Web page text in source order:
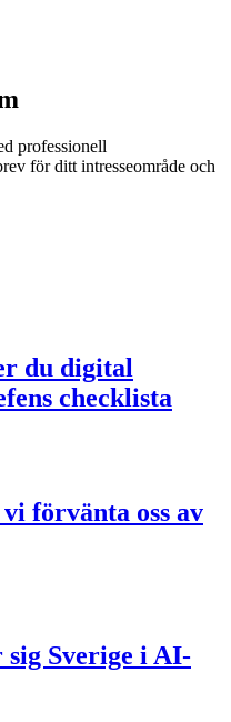
professionell
för ditt intresseområde och
du digital
checklista
förvänta oss av
sig Sverige i AI-